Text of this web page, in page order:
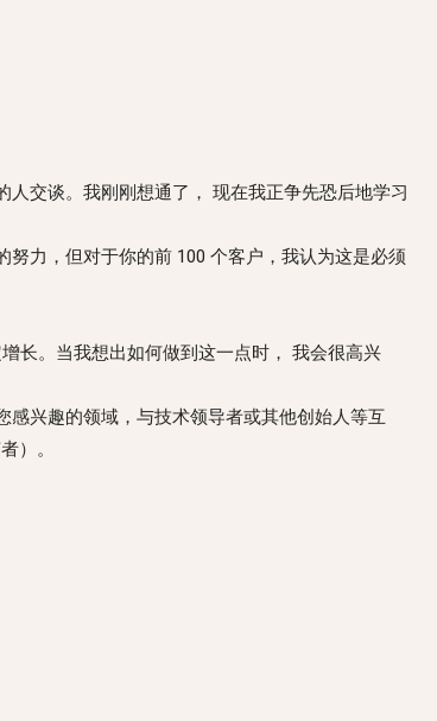
交谈。我刚刚想通了， 现在我正争先恐后地学习
力，但对于你的前 100 个客户，我认为这是必须
长。当我想出如何做到这一点时， 我会很高兴
兴趣的领域，与技术领导者或其他创始人等互
）。